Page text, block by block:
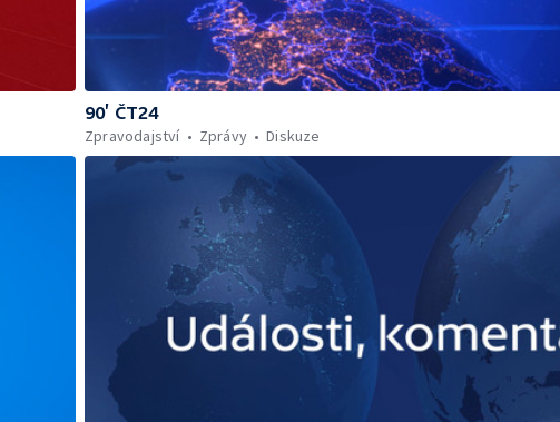
90’ ČT24
Zpravodajství
Zprávy Diskuze